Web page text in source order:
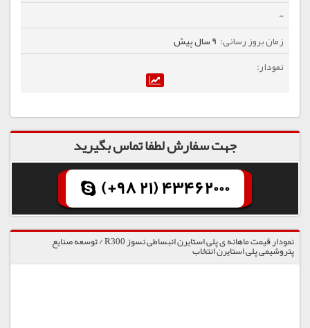
-
9 سال پیش
جهت سفارش لطفا تماس بگیرید
(+98 21) 43462000
نمودار قیمت ماهانه ی پلی استایرن انبساطی نسوز R300 / توسعه صنایع
پتروشیمی پلی استایرن انتخاب